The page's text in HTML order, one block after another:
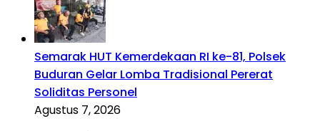
Semarak HUT Kemerdekaan RI ke-81, Polsek
Buduran Gelar Lomba Tradisional Pererat
Soliditas Personel
Agustus 7, 2026